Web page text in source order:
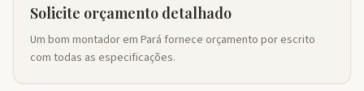
Solicite orçamento detalhado
Um bom montador em Pará fornece orçamento por escrito
com todas as especificações.